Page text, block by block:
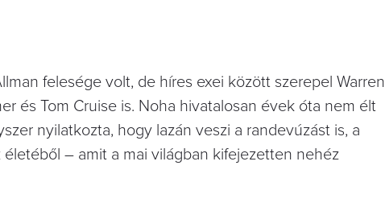
felesége volt, de híres exei között szerepel Warren
és Tom Cruise is. Noha hivatalosan évek óta nem élt
nyilatkozta, hogy lazán veszi a randevúzást is, a
– amit a mai világban kifejezetten nehéz